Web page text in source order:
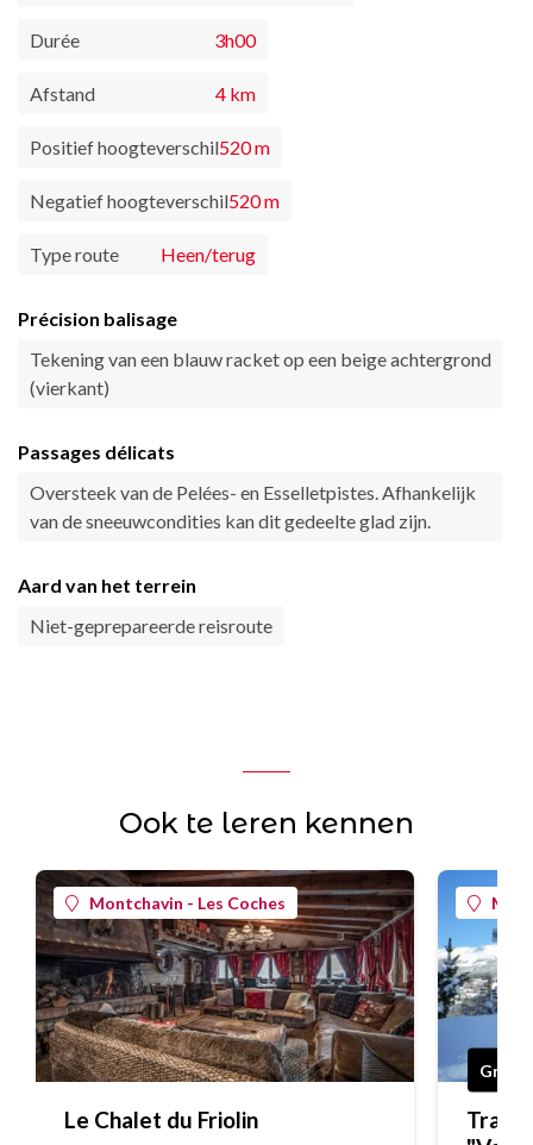
Durée 3h00
Afstand 4 km
Positief hoogteverschil520 m
Negatief hoogteverschil520 m
Type route Heen/terug
Précision balisage
Tekening van een blauw racket op een beige achtergrond
(vierkant)
Passages délicats
Oversteek van de Pelées- en Esselletpistes. Afhankelijk
van de sneeuwcondities kan dit gedeelte glad zijn.
Aard van het terrein
Niet-geprepareerde reisroute
Ook te leren kennen
Montchavin - Les Coches
Le Chalet du Friolin
Gratis